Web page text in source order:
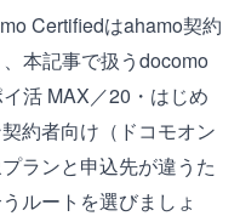
Certifiedはahamo契約
本記事で扱うdocomo
活 MAX／20・はじめ
約者向け（ドコモオン
ランと申込先が違うた
ルートを選びましょ